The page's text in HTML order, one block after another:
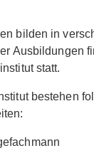
bilden in
Ausbildungen
statt.
bestehen